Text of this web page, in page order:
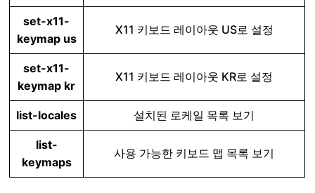
set-x11-
keymap us
X11 키보드 레이아웃 US로 설정
set-x11-
keymap kr
X11 키보드 레이아웃 KR로 설정
list-locales 설치된 로케일 목록 보기
list-
keymaps
사용 가능한 키보드 맵 목록 보기